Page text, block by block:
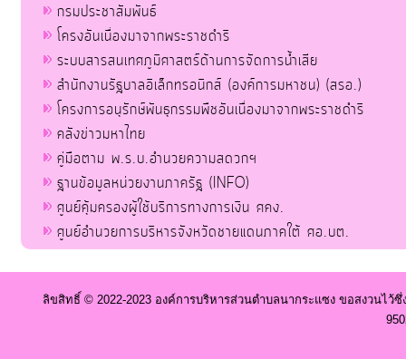
กรมประชาสัมพันธ์
โครงอันเนื่องมาจากพระราชดำริ
ระบบสารสนเทศภูมิศาสตร์ด้านการจัดการน้ำเสีย
สำนักงานรัฐบาลอิเล็กทรอนิกส์ (องค์การมหาชน) (สรอ.)
โครงการอนุรักษ์พันธุกรรมพืชอันเนื่องมาจากพระราชดำริ
คลังข่าวมหาไทย
คู่มือตาม พ.ร.บ.อำนวยความสดวกฯ
ฐานข้อมูลหน่วยงานภาครัฐ (INFO)
ศูนย์คุ้มครองผู้ใช้บริการทางการเงิน ศคง.
ศูนย์อำนวยการบริหารจังหวัดชายแดนภาคใต้ ศอ.บต.
ลิขสิทธิ์ © 2022-2023 องค์การบริหารส่วนตำบลนากระแซง ขอสงวนไว้